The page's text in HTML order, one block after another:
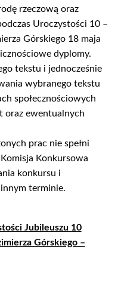
rzeczową oraz
Uroczystości 10 –
Górskiego 18 maja
dyplomy.
tekstu i jednocześnie
wybranego tekstu
społecznościowych
oraz ewentualnych
prac nie spełni
Konkursowa
konkursu i
terminie.
Jubileuszu 10
Górskiego –